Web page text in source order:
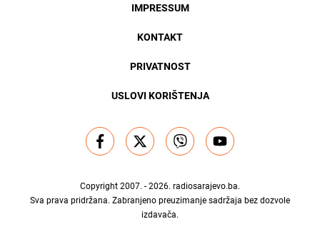
IMPRESSUM
KONTAKT
PRIVATNOST
USLOVI KORIŠTENJA
Copyright 2007. - 2026. radiosarajevo.ba.
Sva prava pridržana. Zabranjeno preuzimanje sadržaja bez dozvole
izdavača.